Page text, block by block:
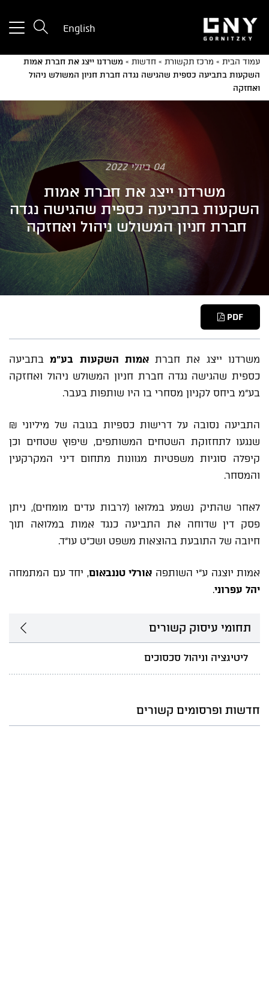
a
English
עמוד הבית » מרכז תקשורת » חדשות » משרדנו ייצג את חברת אמות
השקעות בתביעה כספית שהגישה נגדה חברת חניון המשולש ניהול
ואחזקה
04 ביולי 2022
משרדנו ייצג את חברת אמות
השקעות בתביעה כספית שהגישה נגדה
חברת חניון המשולש ניהול ואחזקה
PDF
משרדנו ייצג את חברתאמות השקעות בע"מבתביעה
כספית שהגישה נגדה חברת חניון המשולש ניהול ואחזקה
בע"מ ביחס לקניון מסחרי בו היו שותפות בעבר.
התביעה נסובה על דרישות כספיות בגובה של מיליוני ₪
שנגעו לתחזוקת השטחים המשותפים, שיפוץ שטחים וכן
קיפלה סוגיות משפטיות מגוונות מתחום דיני המקרקעין
והמסחר.
לאחר שהתיק נשמע במלואו (לרבות עדים מומחים), ניתן
פסק דין שדוחה את התביעה כנגד אמות במלואה תוך
חיובה של התובעת בהוצאות משפט ושכ"ט עו"ד.
אמות יוצגה ע"י השותפה אורלי טננבאום, יחד עם המתמחה
יהל עפרוני.
תחומי עיסוק קשורים
ליטיגציה וניהול סכסוכים
חדשות ופרסומים קשורים